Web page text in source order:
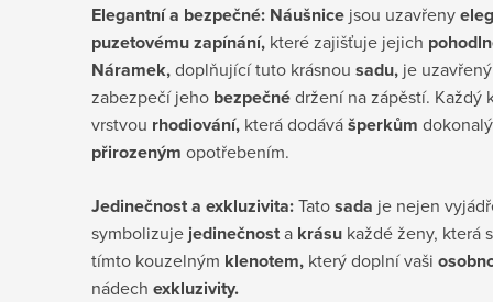
Elegantní a bezpečné: Náušnice jsou uzavřeny
puzetovému zapínání, které zajišťuje jejich
Náramek,doplňující tuto krásnou sadu, je uzavřený
zabezpečí jeho bezpečnédržení na zápěstí. Každý
vrstvou rhodiování, která dodávášperkům dokonalý
přirozeným opotřebením.
Jedinečnost a exkluzivita:Tatosada je nejen
symbolizujejedinečnosta krásu každé ženy, která
tímto kouzelným klenotem, který doplní vaši
nádech exkluzivity.